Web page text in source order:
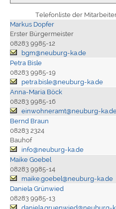
Telefonliste der
Markus Dopfer
Erster Bürgermeister
08283 9985-12
bgm@neuburg-ka.de
Petra Bisle
08283 9985-19
petra.bisle@neuburg-ka.de
Anna-Maria Böck
08283 9985-16
einwohneramt@neuburg-
Bernd Braun
08283 2324
Bauhof
info@neuburg-ka.de
Maike Goebel
08283 9985-14
maike.goebel@neuburg-ka.de
Daniela Grünwied
08283 9985-13